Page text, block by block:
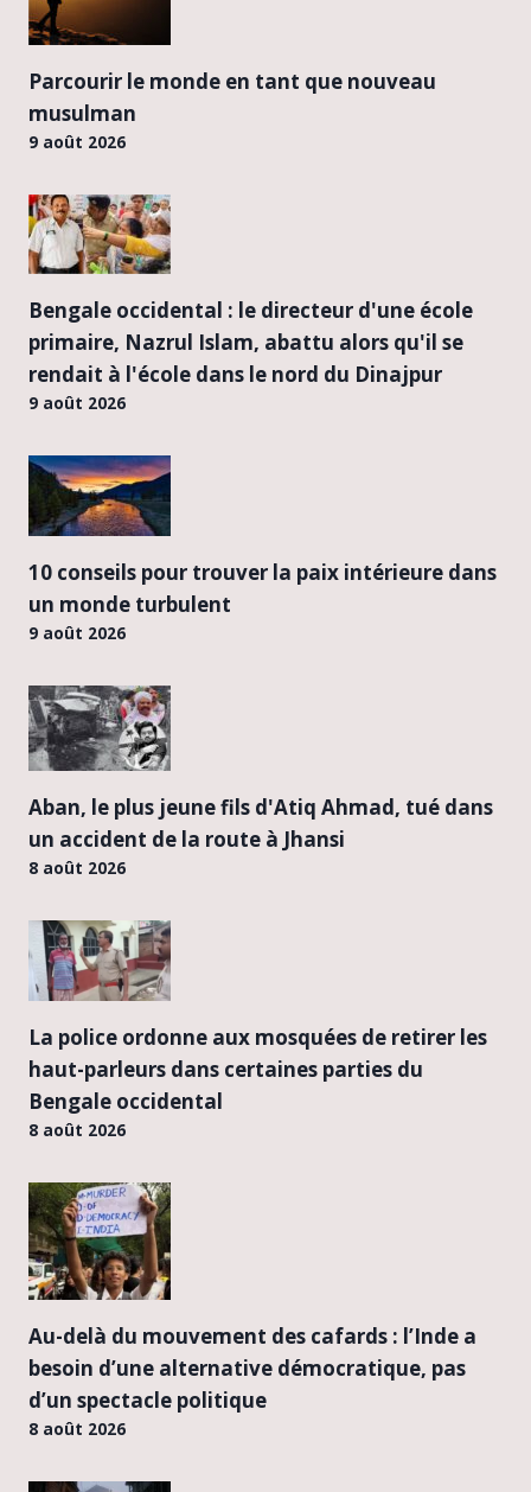
Parcourir le monde en tant que nouveau
musulman
9 août 2026
Bengale occidental : le directeur d'une école
primaire, Nazrul Islam, abattu alors qu'il se
rendait à l'école dans le nord du Dinajpur
9 août 2026
10 conseils pour trouver la paix intérieure dans
un monde turbulent
9 août 2026
Aban, le plus jeune fils d'Atiq Ahmad, tué dans
un accident de la route à Jhansi
8 août 2026
La police ordonne aux mosquées de retirer les
haut-parleurs dans certaines parties du
Bengale occidental
8 août 2026
Au-delà du mouvement des cafards : l’Inde a
besoin d’une alternative démocratique, pas
d’un spectacle politique
8 août 2026